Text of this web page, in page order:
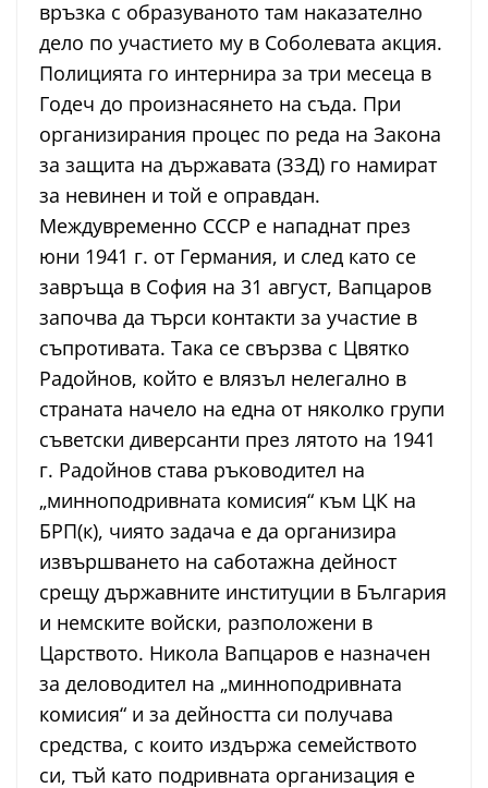
връзка с образуваното там наказателно
дело по участието му в Соболевата акция.
Полицията го интернира за три месеца в
Годеч до произнасянето на съда. При
организирания процес по реда на Закона
за защита на държавата (ЗЗД) го намират
за невинен и той е оправдан.
Междувременно СССР е нападнат през
юни 1941 г. от Германия, и след като се
завръща в София на 31 август, Вапцаров
започва да търси контакти за участие в
съпротивата. Така се свързва с Цвятко
Радойнов, който е влязъл нелегално в
страната начело на една от няколко групи
съветски диверсанти през лятото на 1941
г. Радойнов става ръководител на
„минноподривната комисия“ към ЦК на
БРП(к), чиято задача е да организира
извършването на саботажна дейност
срещу държавните институции в България
и немските войски, разположени в
Царството. Никола Вапцаров е назначен
за деловодител на „минноподривната
комисия“ и за дейността си получава
средства, с които издържа семейството
си, тъй като подривната организация е